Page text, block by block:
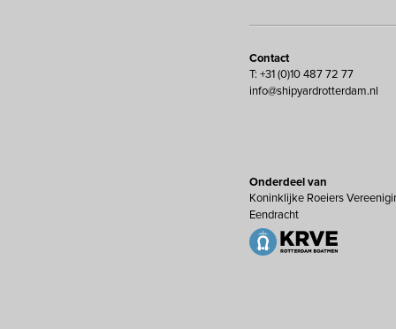
Contact
T: +31 (0)10 487 72 77
info@shipyardrotterdam.nl
Onderdeel van
Koninklijke Roeiers
Eendracht